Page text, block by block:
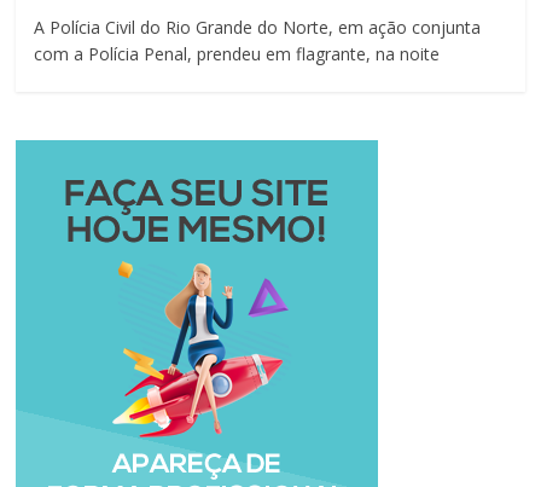
A Polícia Civil do Rio Grande do Norte, em ação conjunta
com a Polícia Penal, prendeu em flagrante, na noite